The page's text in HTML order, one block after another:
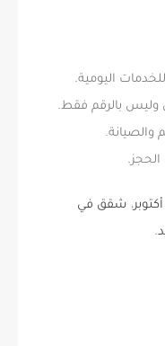
اليومية.
وليس بالرقم فقط.
والصيانة.
، شقق في
.